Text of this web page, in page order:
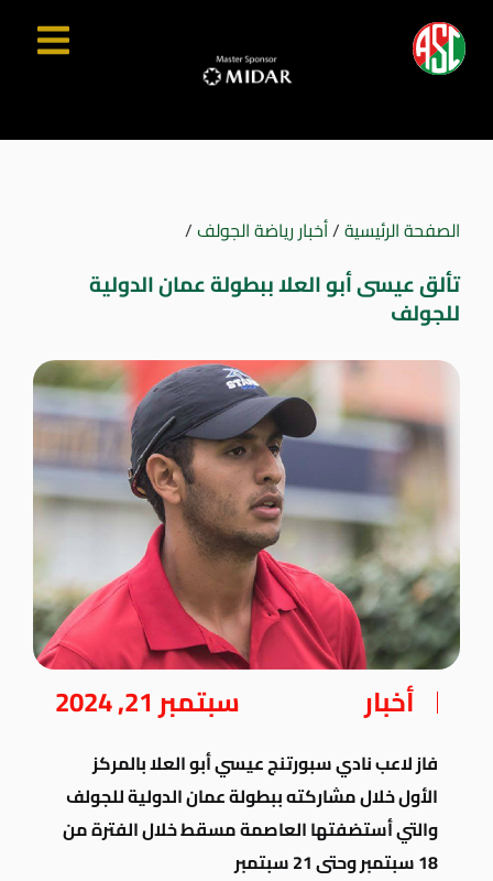
الصفحة الرئيسية/أخبار رياضة الجولف/
تألق عيسى أبو العلا ببطولة عمان الدولية
للجولف
أخبار سبتمبر 21, 2024
فاز لاعب نادي سبورتنج عيسي أبو العلا بالمركز
الأول خلال مشاركته ببطولة عمان الدولية للجولف
والتي أستضفتها العاصمة مسقط خلال الفترة من
18 سبتمبر وحتى 21 سبتمبر